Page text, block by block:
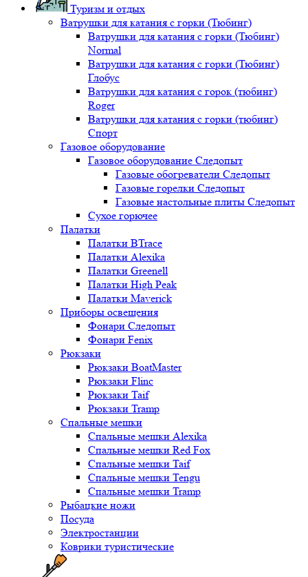
Туризм и отдых
Ватрушки для катания с горки (Тюбинг)
Ватрушки для катания с горки (Тюбинг)
Normal
Ватрушки для катания с горки (Тюбинг)
Глобус
Ватрушки для катания с горок (тюбинг)
Roger
Ватрушки для катания с горки (тюбинг)
Спорт
Газовое оборудование
Газовое оборудование Следопыт
Газовые обогреватели Следопыт
Газовые горелки Следопыт
Газовые настольные плиты Следопыт
Сухое горючее
Палатки
Палатки BTrace
Палатки Alexika
Палатки Greenell
Палатки High Peak
Палатки Maverick
Приборы освещения
Фонари Следопыт
Фонари Fenix
Рюкзаки
Рюкзаки BoatMaster
Рюкзаки Flinc
Рюкзаки Taif
Рюкзаки Tramp
Спальные мешки
Спальные мешки Alexika
Спальные мешки Red Fox
Спальные мешки Taif
Спальные мешки Tengu
Спальные мешки Tramp
Рыбацкие ножи
Посуда
Электростанции
Коврики туристические